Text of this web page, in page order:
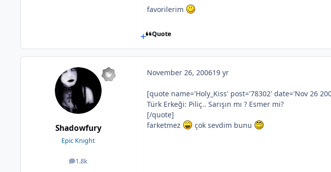
favorilerim
Quote
Shadowfury
Epic Knight
1.8k
posts
November 26, 200619 yr
[quote name='Holy_Kiss' post='78302' date='Nov 26
Türk Erkeği: Piliç.. Sarışın mı ? Esmer mi?
[/quote]
farketmez
çok sevdim bunu